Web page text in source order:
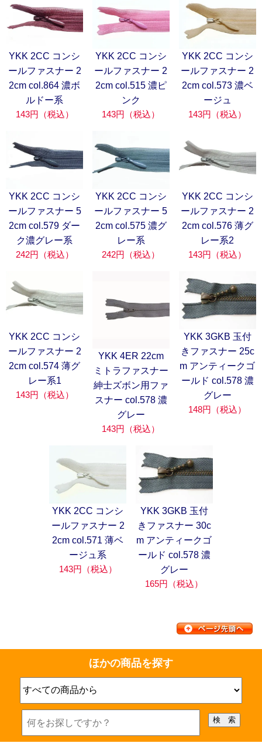
YKK 2CC コンシ
ールファスナー 2
2cm col.864 濃ボ
ルドー系
143円（税込）
YKK 2CC コンシ
ールファスナー 2
2cm col.515 濃ピ
ンク
143円（税込）
YKK 2CC コンシ
ールファスナー 2
2cm col.573 濃ベ
ージュ
143円（税込）
YKK 2CC コンシ
ールファスナー 5
2cm col.579 ダー
ク濃グレー系
242円（税込）
YKK 2CC コンシ
ールファスナー 5
2cm col.575 濃グ
レー系
242円（税込）
YKK 2CC コンシ
ールファスナー 2
2cm col.576 薄グ
レー系2
143円（税込）
YKK 2CC コンシ
ールファスナー 2
2cm col.574 薄グ
レー系1
143円（税込）
YKK 4ER 22cm
ミトラファスナー
紳士ズボン用ファ
スナー col.578 濃
グレー
143円（税込）
YKK 3GKB 玉付
きファスナー 25c
m アンティークゴ
ールド col.578 濃
グレー
148円（税込）
YKK 2CC コンシ
ールファスナー 2
2cm col.571 薄ベ
ージュ系
143円（税込）
YKK 3GKB 玉付
きファスナー 30c
m アンティークゴ
ールド col.578 濃
グレー
165円（税込）
ほかの商品を探す